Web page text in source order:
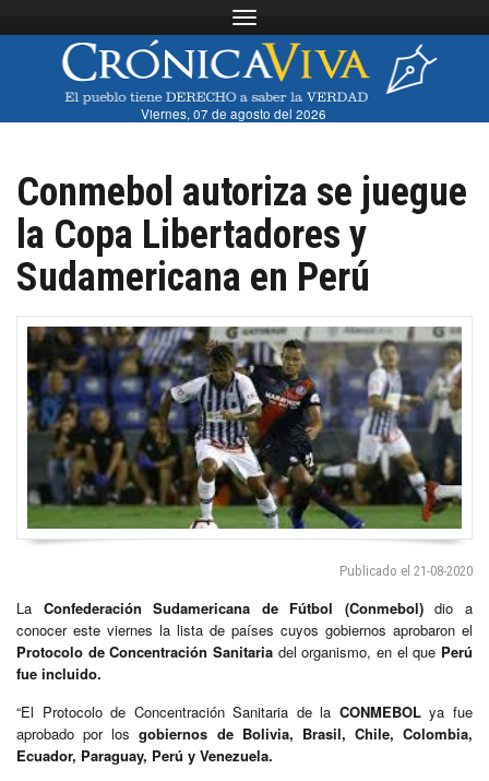
Toggle navigation
Viernes, 07 de agosto del 2026
Conmebol autoriza se juegue
la Copa Libertadores y
Sudamericana en Perú
Publicado el 21-08-2020
La Confederación Sudamericana de Fútbol (Conmebol)dio a
conocer este viernes la lista de países cuyos gobiernos aprobaron el
Protocolo de Concentración Sanitaria del organismo, en el que Perú
fue incluido.
“El Protocolo de Concentración Sanitaria de la CONMEBOLya fue
aprobado por losgobiernos de Bolivia, Brasil, Chile, Colombia,
Ecuador, Paraguay, Perú y Venezuela.